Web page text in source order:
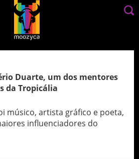
Duarte, um dos mentores
da Tropicália
músico, artista gráfico e poeta,
influenciadores do